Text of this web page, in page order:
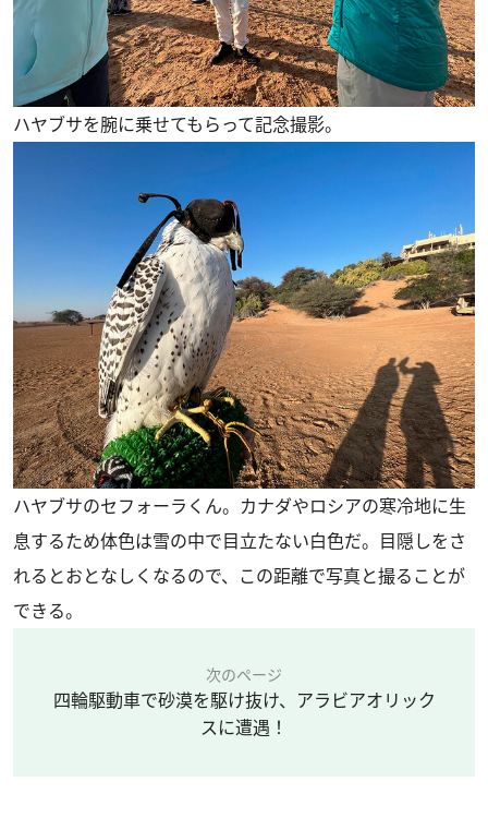
ハヤブサを腕に乗せてもらって記念撮影。
ハヤブサのセフォーラくん。カナダやロシアの寒冷地に生
息するため体色は雪の中で目立たない白色だ。目隠しをさ
れるとおとなしくなるので、この距離で写真と撮ることが
できる。
次のページ
四輪駆動車で砂漠を駆け抜け、アラビアオリック
スに遭遇！